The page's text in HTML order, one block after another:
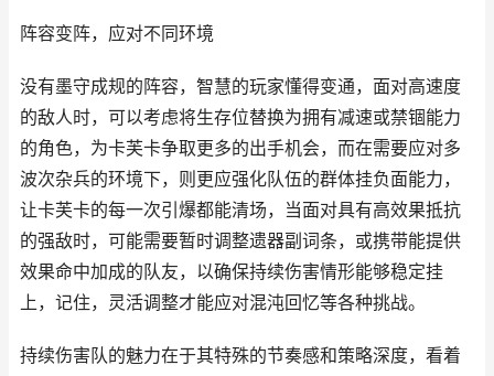
阵容变阵，应对不同环境
没有墨守成规的阵容，智慧的玩家懂得变通，面对高速度
的敌人时，可以考虑将生存位替换为拥有减速或禁锢能力
的角色，为卡芙卡争取更多的出手机会，而在需要应对多
波次杂兵的环境下，则更应强化队伍的群体挂负面能力，
让卡芙卡的每一次引爆都能清场，当面对具有高效果抵抗
的强敌时，可能需要暂时调整遗器副词条，或携带能提供
效果命中加成的队友，以确保持续伤害情形能够稳定挂
上，记住，灵活调整才能应对混沌回忆等各种挑战。
持续伤害队的魅力在于其特殊的节奏感和策略深度，看着